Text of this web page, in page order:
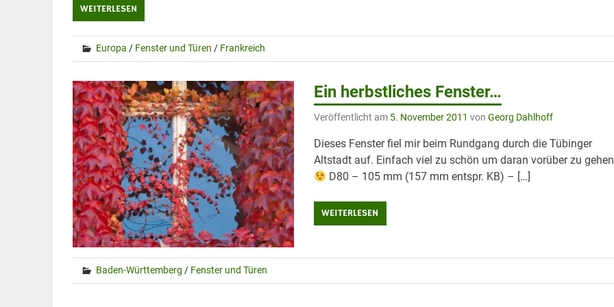
WEITERLESEN
Europa / Fenster und Türen / Frankreich
Ein herbstliches Fenster…
Veröffentlicht am 5. November 2011 vonGeorg Dahlhoff
Dieses Fenster fiel mir beim Rundgang durch die Tübinger
Altstadt auf. Einfach viel zu schön um daran vorüber zu
D80 – 105 mm (157 mm entspr. KB) – […]
WEITERLESEN
Baden-Württemberg / Fenster und Türen